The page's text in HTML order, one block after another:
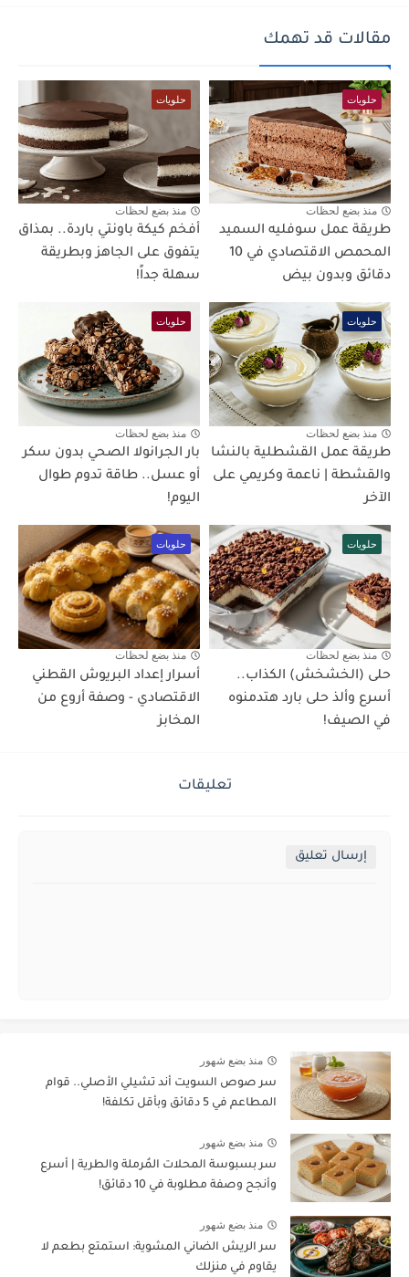
مقالات قد تهمك
حلويات
منذ بضع لحظات
طريقة عمل سوفليه السميد
المحمص الاقتصادي في 10
دقائق وبدون بيض
حلويات
منذ بضع لحظات
أفخم كيكة باونتي باردة.. بمذاق
يتفوق على الجاهز وبطريقة
سهلة جداً!
حلويات
منذ بضع لحظات
طريقة عمل القشطلية بالنشا
والقشطة | ناعمة وكريمي على
الآخر
حلويات
منذ بضع لحظات
بار الجرانولا الصحي بدون سكر
أو عسل.. طاقة تدوم طوال
اليوم!
حلويات
منذ بضع لحظات
حلى (الخشخش) الكذاب..
أسرع وألذ حلى بارد هتدمنوه
في الصيف!
حلويات
منذ بضع لحظات
أسرار إعداد البريوش القطني
الاقتصادي - وصفة أروع من
المخابز
تعليقات
إرسال تعليق
منذ بضع شهور
سر صوص السويت أند تشيلي الأصلي.. قوام
المطاعم في 5 دقائق وبأقل تكلفة!
منذ بضع شهور
سر بسبوسة المحلات المُرملة والطرية | أسرع
وأنجح وصفة مطلوبة في 10 دقائق!
منذ بضع شهور
سر الريش الضاني المشوية: استمتع بطعم لا
يقاوم في منزلك